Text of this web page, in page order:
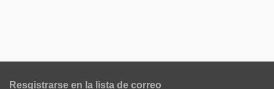
Resgistrarse en la lista de correo